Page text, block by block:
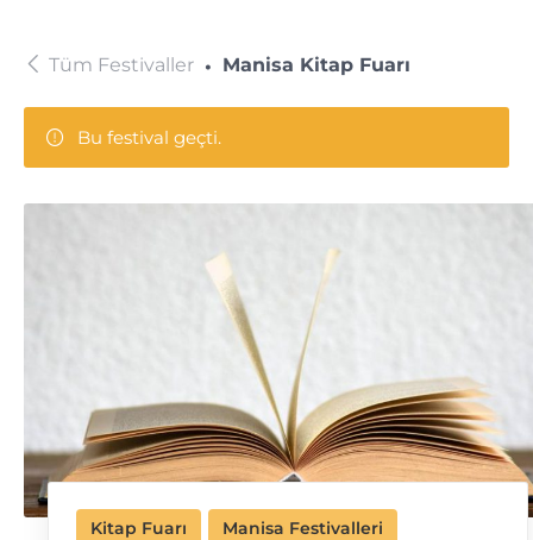
Tüm Festivaller Manisa Kitap Fuarı
Bu festival geçti.
Kitap Fuarı Manisa Festivalleri